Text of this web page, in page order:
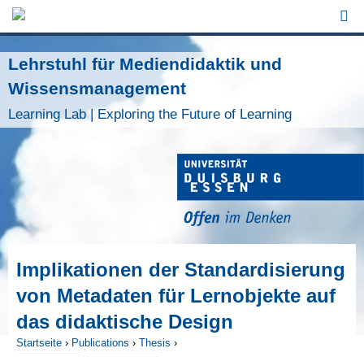
Jump to Navigation
Lehrstuhl für Mediendidaktik und
Wissensmanagement
Learning Lab | Exploring the Future of Learning
Implikationen der Standardisierung
von Metadaten für Lernobjekte auf
das didaktische Design
Startseite › Publications › Thesis ›